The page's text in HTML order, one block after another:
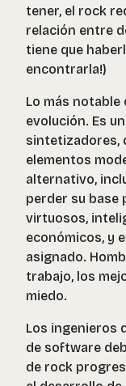
tener, el rock
relación entre
tiene que
encontrarla!)
Lo más notable
evolución. Es
sintetizadores,
elementos
alternativo,
perder su base
virtuosos,
económicos, y
asignado.
trabajo, los
miedo.
Los ingenieros
de software
de rock